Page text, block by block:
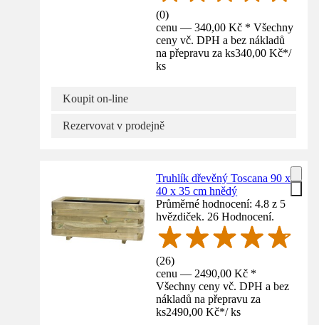
(0)
cenu — 340,00 Kč * Všechny
ceny vč. DPH a bez nákladů
na přepravu za ks340,00 Kč*/
ks
Koupit on-line
Rezervovat v prodejně
Truhlík dřevěný Toscana 90 x
40 x 35 cm hnědý
Průměrné hodnocení: 4.8 z 5
hvězdiček. 26 Hodnocení.
(26)
cenu — 2490,00 Kč *
Všechny ceny vč. DPH a bez
nákladů na přepravu za
ks2490,00 Kč*/ ks